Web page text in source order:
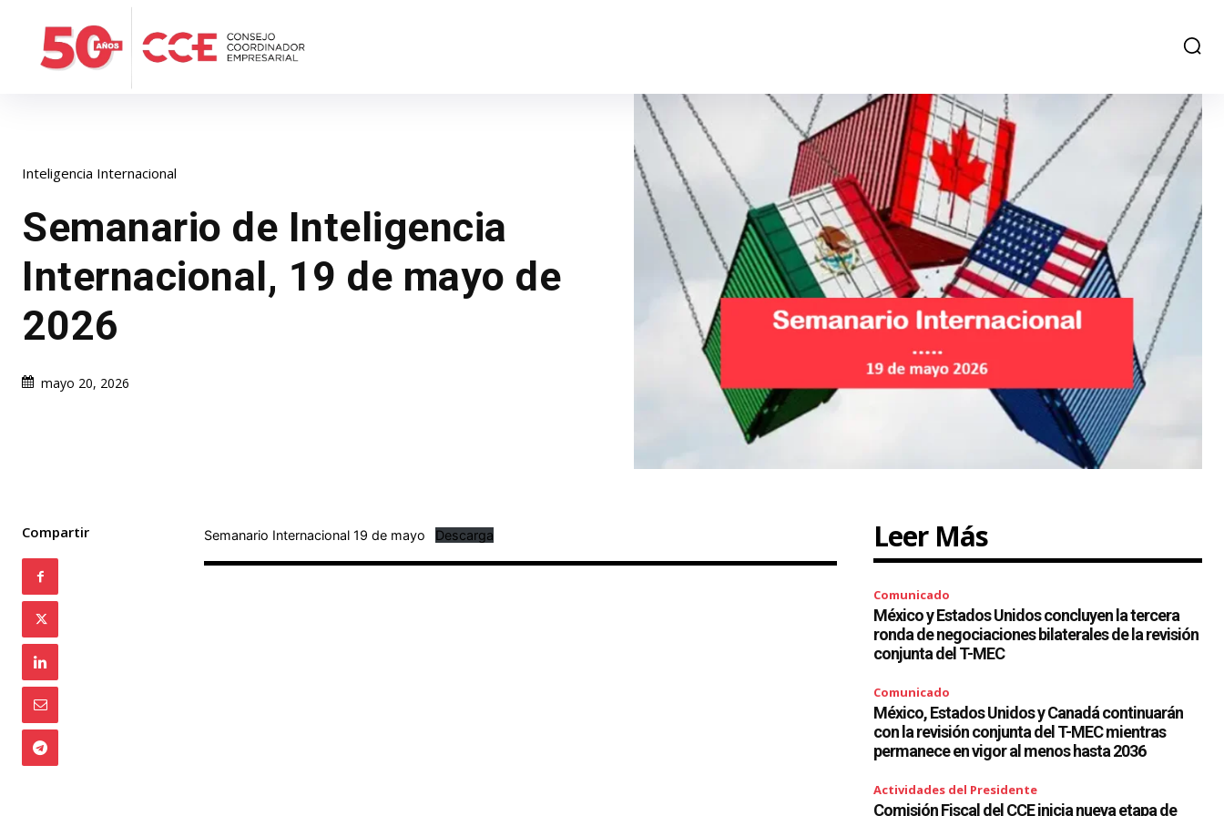
Inteligencia Internacional
Semanario de Inteligencia
Internacional, 19 de mayo de
2026
mayo 20, 2026
Compartir Semanario Internacional 19 de mayo Descarga Leer Más
Comunicado
México y Estados Unidos concluyen la tercera
ronda de negociaciones bilaterales de la revisión
conjunta del T-MEC
Comunicado
México, Estados Unidos y Canadá continuarán
con la revisión conjunta del T-MEC mientras
permanece en vigor al menos hasta 2036
Actividades del Presidente
Comisión Fiscal del CCE inicia nueva etapa de